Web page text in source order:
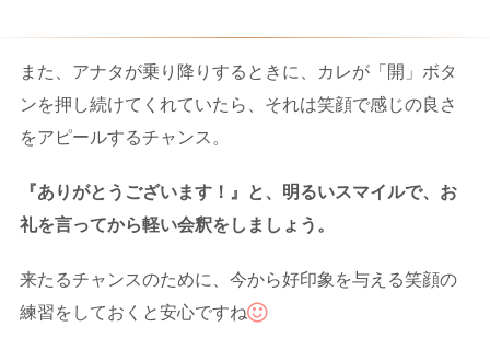
また、アナタが乗り降りするときに、カレが「開」ボタ
ンを押し続けてくれていたら、それは笑顔で感じの良さ
をアピールするチャンス。
『ありがとうございます！』と、明るいスマイルで、お
礼を言ってから軽い会釈をしましょう。
来たるチャンスのために、今から好印象を与える笑顔の
練習をしておくと安心ですね